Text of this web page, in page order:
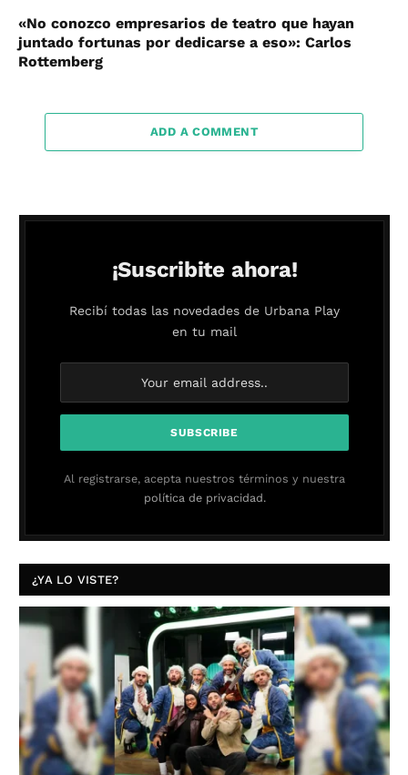
«No conozco empresarios de teatro que hayan
juntado fortunas por dedicarse a eso»: Carlos
Rottemberg
ADD A COMMENT
¡Suscribite ahora!
Recibí todas las novedades de Urbana Play
en tu mail
Al registrarse, acepta nuestros términos y nuestra
política de privacidad.
¿YA LO VISTE?